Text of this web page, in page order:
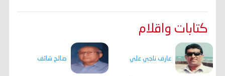
كتابات واقلام
عارف ناجي علي صالح شائف